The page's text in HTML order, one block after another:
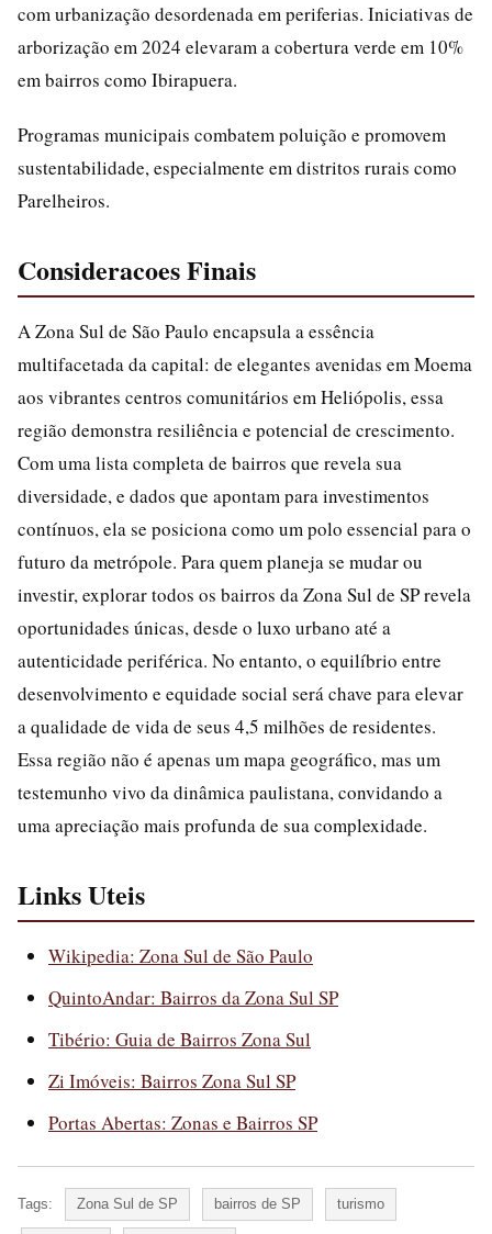
com urbanização desordenada em periferias. Iniciativas de
arborização em 2024 elevaram a cobertura verde em 10%
em bairros como Ibirapuera.
Programas municipais combatem poluição e promovem
sustentabilidade, especialmente em distritos rurais como
Parelheiros.
Consideracoes Finais
A Zona Sul de São Paulo encapsula a essência
multifacetada da capital: de elegantes avenidas em Moema
aos vibrantes centros comunitários em Heliópolis, essa
região demonstra resiliência e potencial de crescimento.
Com uma lista completa de bairros que revela sua
diversidade, e dados que apontam para investimentos
contínuos, ela se posiciona como um polo essencial para o
futuro da metrópole. Para quem planeja se mudar ou
investir, explorar todos os bairros da Zona Sul de SP revela
oportunidades únicas, desde o luxo urbano até a
autenticidade periférica. No entanto, o equilíbrio entre
desenvolvimento e equidade social será chave para elevar
a qualidade de vida de seus 4,5 milhões de residentes.
Essa região não é apenas um mapa geográfico, mas um
testemunho vivo da dinâmica paulistana, convidando a
uma apreciação mais profunda de sua complexidade.
Links Uteis
Wikipedia: Zona Sul de São Paulo
QuintoAndar: Bairros da Zona Sul SP
Tibério: Guia de Bairros Zona Sul
Zi Imóveis: Bairros Zona Sul SP
Portas Abertas: Zonas e Bairros SP
Tags: Zona Sul de SP bairros de SP turismo